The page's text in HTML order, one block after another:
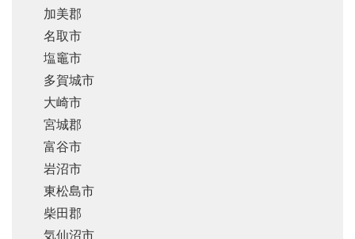
加美郡
名取市
塩竈市
多賀城市
大崎市
宮城郡
富谷市
岩沼市
東松島市
柴田郡
気仙沼市